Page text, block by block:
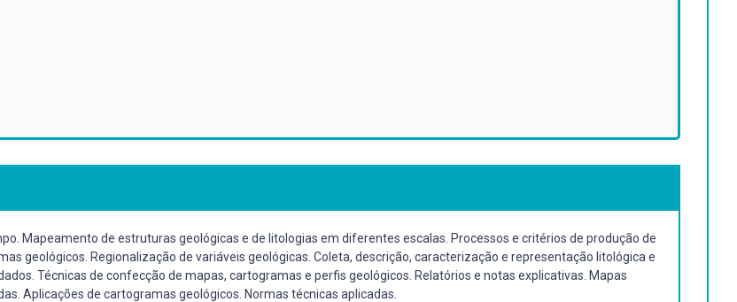
Mapeamento de estruturas geológicas e de litologias em diferentes escalas. Processos e critérios de produção de
geológicos. Regionalização de variáveis geológicas. Coleta, descrição, caracterização e representação litológica e
Técnicas de confecção de mapas, cartogramas e perfis geológicos. Relatórios e notas explicativas. Mapas
Aplicações de cartogramas geológicos. Normas técnicas aplicadas.